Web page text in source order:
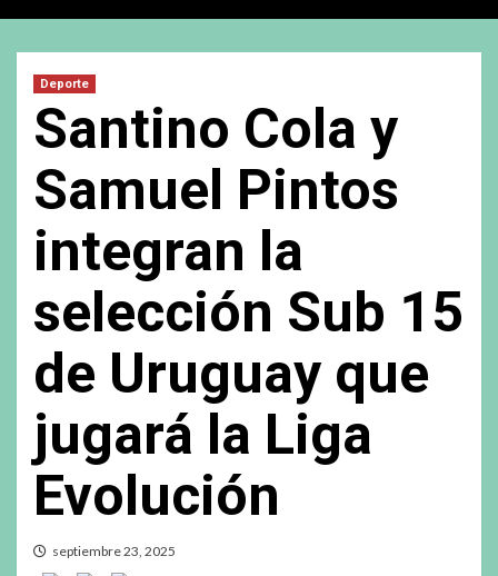
Deporte
Santino Cola y
Samuel Pintos
integran la
selección Sub 15
de Uruguay que
jugará la Liga
Evolución
septiembre 23, 2025